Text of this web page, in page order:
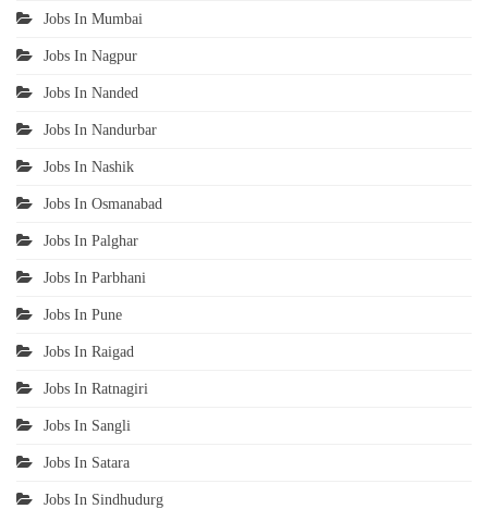
Jobs In Mumbai
Jobs In Nagpur
Jobs In Nanded
Jobs In Nandurbar
Jobs In Nashik
Jobs In Osmanabad
Jobs In Palghar
Jobs In Parbhani
Jobs In Pune
Jobs In Raigad
Jobs In Ratnagiri
Jobs In Sangli
Jobs In Satara
Jobs In Sindhudurg